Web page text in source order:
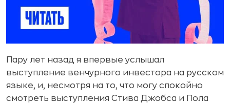
Пару лет назад я впервые услышал
выступление венчурного инвестора на русском
языке, и, несмотря на то, что могу спокойно
смотреть выступления Стива Джобса и Пола